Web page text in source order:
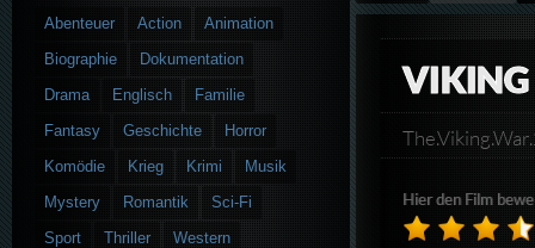
Hier den Film
Abenteuer Action
Animation
Biographie
Dokumentation
Drama
Englisch
Familie
Fantasy
Geschichte
Horror
Komödie
Krieg Krimi
Musik
Mystery
Romantik
Sci-Fi
Sport
Thriller
Western